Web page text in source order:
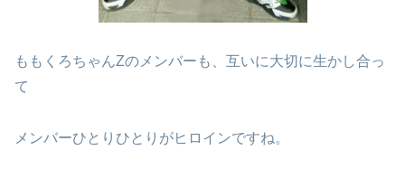
ももくろちゃんZのメンバーも、互いに大切に生かし合っ
て
メンバーひとりひとりがヒロインですね。